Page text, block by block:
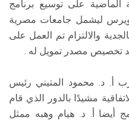
الماضية على توسيع برنامج
ليشمل جامعات مصرية
والالتزام تم العمل على
تخصيص مصدر تمويل له .
د. محمود المتيني رئيس
مشيدًا بالدور الذي قام
أيضا أ. د. هيام وهبه ممثل